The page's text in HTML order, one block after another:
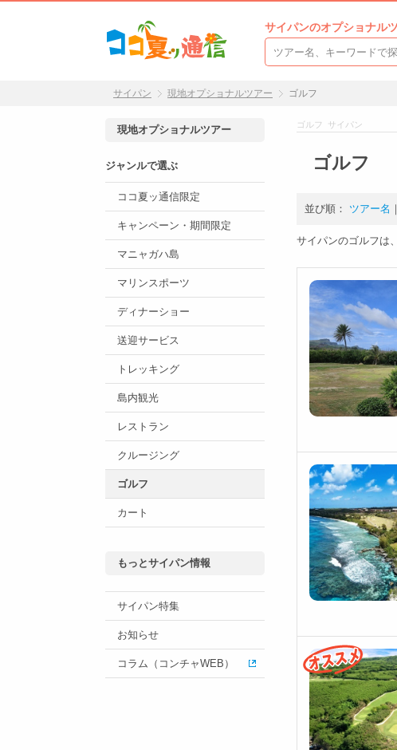
サイパンのオプショナル
サイパン 現地オプショナルツアー ゴルフ
ゴルフ サイパン
ゴルフ
並び順： ツアー名 ｜
サイパンのゴルフは
現地オプショナルツアー
ジャンルで選ぶ
ココ夏ッ通信限定
キャンペーン・期間限定
マニャガハ島
マリンスポーツ
ディナーショー
送迎サービス
トレッキング
島内観光
レストラン
クルージング
ゴルフ
カート
もっとサイパン情報
サイパン特集
お知らせ
コラム（コンチャWEB）